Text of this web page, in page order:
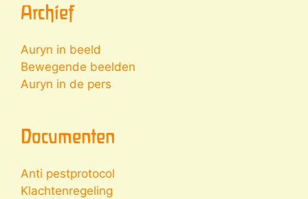
Archief
Auryn in beeld
Bewegende beelden
Auryn in de pers
Documenten
Anti pestprotocol
Klachtenregeling